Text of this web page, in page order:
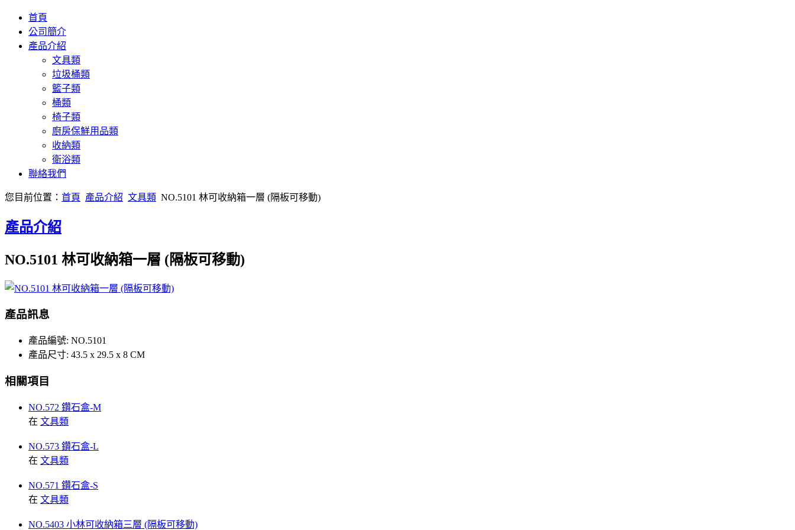
首頁
公司簡介
產品介紹
文具類
垃圾桶類
籃子類
桶類
椅子類
廚房保鮮用品類
收納類
衛浴類
聯絡我們
您目前位置： 首頁 產品介紹 文具類 NO.5101 林可收納箱一層 (隔板可移動)
產品介紹
NO.5101 林可收納箱一層 (隔板可移動)
產品訊息
產品編號: NO.5101
產品尺寸: 43.5 x 29.5 x 8 CM
相關項目
NO.572 鑽石盒-M
在 文具類
NO.573 鑽石盒-L
在 文具類
NO.571 鑽石盒-S
在 文具類
NO.5403 小林可收納箱三層 (隔板可移動)